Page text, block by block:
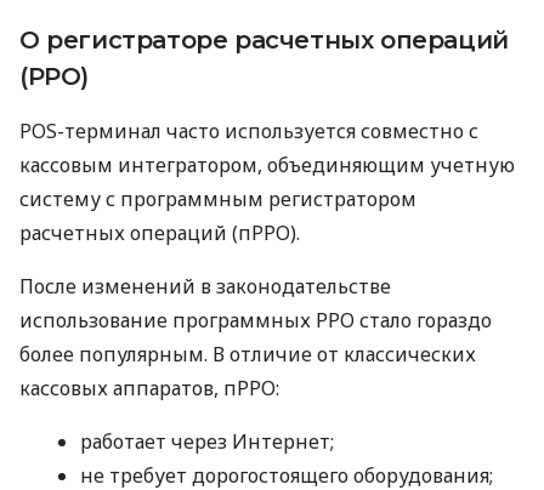
О регистраторе расчетных операций
(РРО)
POS-терминал часто используется совместно с
кассовым интегратором, объединяющим учетную
систему с программным регистратором
расчетных операций (пРРО).
После изменений в законодательстве
использование программных РРО стало гораздо
более популярным. В отличие от классических
кассовых аппаратов, пРРО:
работает через Интернет;
не требует дорогостоящего оборудования;